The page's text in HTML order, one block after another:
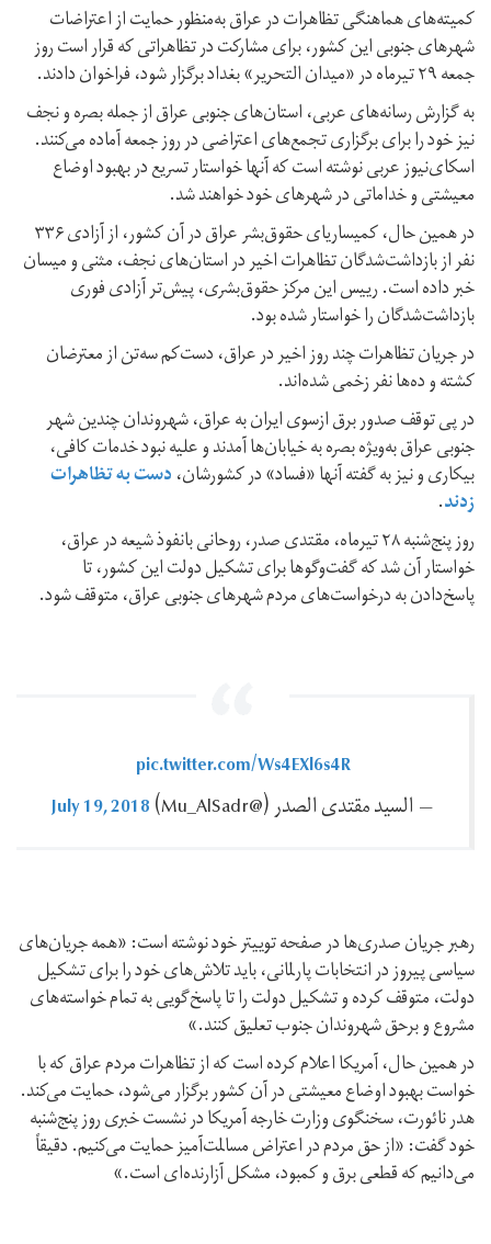
کمیته‌های هماهنگی تظاهرات در عراق به‌منظور حمایت از اعتراضات
شهرهای جنوبی این کشور، برای مشارکت در تظاهراتی که قرار است روز
جمعه ۲۹ تیرماه در «میدان التحریر» بغداد برگزار شود، فراخوان دادند.
به گزارش رسانه‌های عربی، استان‌های جنوبی عراق از جمله بصره و نجف
نیز خود را برای برگزاری تجمع‌های اعتراضی در روز جمعه آماده می‌کنند.
اسکای‌نیوز عربی نوشته است که آنها خواستار تسریع در بهبود اوضاع
معیشتی و خداماتی در شهرهای خود خواهند شد.
در همین حال، کمیساریای حقوق‌بشر عراق در آن کشور، از آزادی ۳۳۶
نفر از بازداشت‌شدگان تظاهرات اخیر در استان‌های نجف، مثنی و میسان
خبر داده است. رییس این مرکز حقوق‌بشری، پیش‌تر آزادی فوری
بازداشت‌شدگان را خواستار شده بود.
در جریان تظاهرات چند روز اخیر در عراق، دست‌کم سه‌تن از معترضان
کشته و ده‌ها نفر زخمی شده‌اند.
در پی توقف صدور برق ازسوی ایران به عراق، شهروندان چندین شهر
جنوبی عراق به‌ویژه بصره به خیابان‌ها آمدند و علیه نبود خدمات کافی،
بیکاری و نیز به گفته آنها «فساد» در کشورشان،دست به تظاهرات
زدند.
روز پنج‌شنبه ۲۸ تیرماه، مقتدی صدر، روحانی بانفوذ شیعه در عراق،
خواستار آن شد که گفت‌وگوها برای تشکیل دولت این کشور، تا
پاسخ‌دادن به درخواست‌های مردم شهرهای جنوبی عراق، متوقف شود.
pic.twitter.com/Ws4EXl6s4R
— السيد مقتدى الصدر (@Mu_AlSadr) July 19, 2018
رهبر جریان صدری‌ها در صفحه توییتر خود نوشته است: «همه جریان‌های
سیاسی پیروز در انتخابات پارلمانی، باید تلاش‌های خود را برای تشکیل
دولت، متوقف کرده و تشکیل دولت را تا پاسخ‌گویی به تمام خواسته‌های
مشروع و برحق شهروندان جنوب تعلیق کنند.»
در همین حال، آمریکا اعلام کرده است که از تظاهرات مردم عراق که با
خواست بهبود اوضاع معیشتی در آن کشور برگزار می‌شود، حمایت می‌کند.
هدر نائورت، سخنگوی وزارت خارجه آمریکا در نشست خبری روز پنج‌شنبه
خود گفت: «از حق مردم در اعتراض مسالمت‌آمیز حمایت می‌کنیم. دقیقاً
می‌دانیم که قطعی برق و کمبود، مشکل آزارنده‌ای است.»